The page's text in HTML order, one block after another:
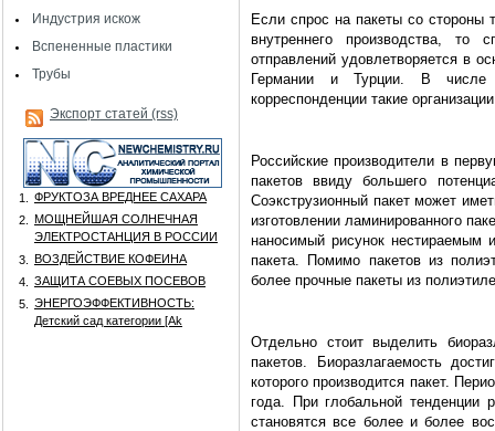
Индустрия искож
Вспененные пластики
Трубы
Экспорт статей (rss)
1.
ФРУКТОЗА ВРЕДНЕЕ САХАРА
2.
МОЩНЕЙШАЯ СОЛНЕЧНАЯ
ЭЛЕКТРОСТАНЦИЯ В РОССИИ
3.
ВОЗДЕЙСТВИЕ КОФЕИНА
4.
ЗАЩИТА СОЕВЫХ ПОСЕВОВ
5.
ЭНЕРГОЭФФЕКТИВНОСТЬ:
Детский сад категории [Аk
Если спрос на пакеты со стороны
внутреннего производства,
отправлений удовлетворяется в
Германии и Турции. В числе
корреспонденции такие
Российские производители в
пакетов ввиду большего
Соэкструзионный пакет может
изготовлении ламинированного
наносимый рисунок нестираемым
пакета. Помимо пакетов из
более прочные пакеты из
Отдельно стоит выделить
пакетов. Биоразлагаемость
которого производится пакет.
года. При глобальной тенденции
становятся все более и более